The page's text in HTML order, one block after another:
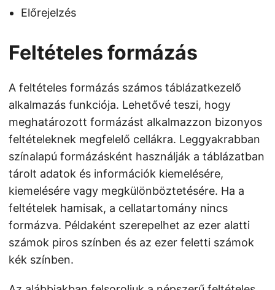
Előrejelzés
Feltételes formázás
A feltételes formázás számos táblázatkezelő
alkalmazás funkciója. Lehetővé teszi, hogy
meghatározott formázást alkalmazzon bizonyos
feltételeknek megfelelő cellákra. Leggyakrabban
színalapú formázásként használják a táblázatban
tárolt adatok és információk kiemelésére,
kiemelésére vagy megkülönböztetésére. Ha a
feltételek hamisak, a cellatartomány nincs
formázva. Példaként szerepelhet az ezer alatti
számok piros színben és az ezer feletti számok
kék színben.